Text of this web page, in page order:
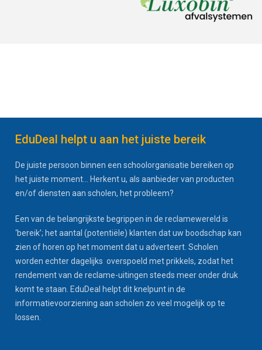
EduDeal helpt u aan het juiste bereik
De juiste persoon binnen een schoolorganisatie bereiken op
het juiste moment... Herkent u, als aanbieder van producten
en/of diensten aan scholen, het probleem?
Een van de belangrijkste begrippen in de reclamewereld is
‘bereik’; het aantal (potentiële) klanten dat uw boodschap kan
zien of horen op het moment dat u adverteert. Scholen
worden echter dagelijks overspoeld met prikkels, zodat het
rendement van de reclame-uitingen steeds meer onder druk
komt te staan. EduDeal helpt dit knelpunt in de
informatievoorziening aan scholen zo veel mogelijk op te
lossen.